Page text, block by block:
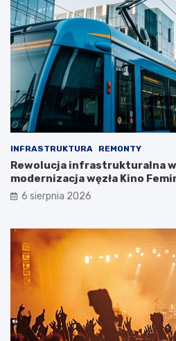
INFRASTRUKTURA REMONTY
Rewolucja infrastrukturalna w
modernizacja węzła Kino
6 sierpnia 2026